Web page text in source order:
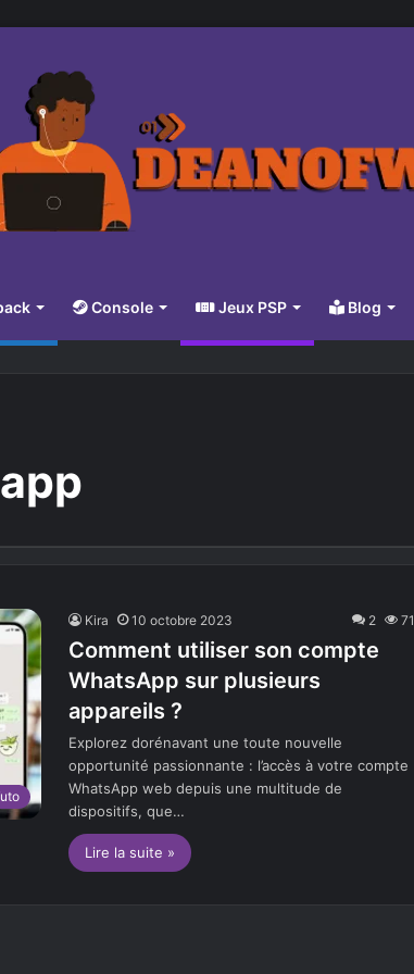
Console Jeux PSP Blog
Kira 10 octobre 2023 2 71
Comment utiliser son compte
WhatsApp sur plusieurs
appareils ?
Explorez dorénavant une toute nouvelle
opportunité passionnante : l’accès à votre compte
WhatsApp web depuis une multitude de
dispositifs, que…
Lire la suite »